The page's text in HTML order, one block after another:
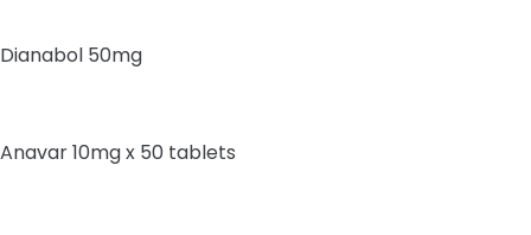
Dianabol 50mg
Anavar 10mg x 50 tablets